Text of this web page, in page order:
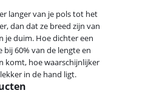
langer van je pols tot het
dan dat ze breed zijn van
je duim. Hoe dichter een
60% van de lengte en
komt, hoe waarschijnlijker
in de hand ligt.